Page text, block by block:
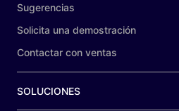
Sugerencias
Solicita una demostración
Contactar con ventas
SOLUCIONES